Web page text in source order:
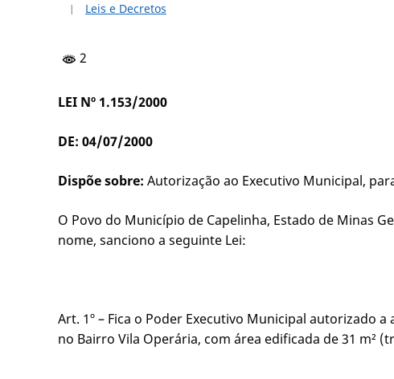
Leis e Decretos
2
LEI Nº 1.153/2000
DE: 04/07/2000
Dispõe sobre: Autorização ao Executivo Municipal,
O Povo do Município de Capelinha, Estado de Minas
nome, sanciono a seguinte Lei:
Art. 1º – Fica o Poder Executivo Municipal autorizado
no Bairro Vila Operária, com área edificada de 31 m²